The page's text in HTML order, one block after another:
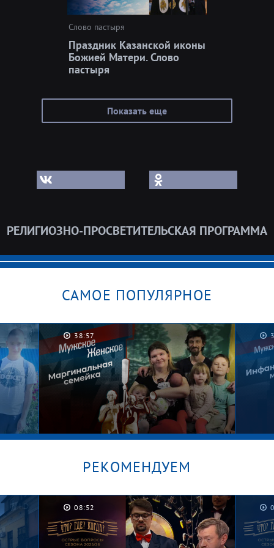
Слово пастыря
Праздник Казанской иконы
Божией Матери. Слово
пастыря
Показать еще
РЕЛИГИОЗНО-ПРОСВЕТИТЕЛЬСКАЯ ПРОГРАММА
САМОЕ ПОПУЛЯРНОЕ
38:57
Графские развалины. Мужское /
Женское
РЕКОМЕНДУЕМ
08:52